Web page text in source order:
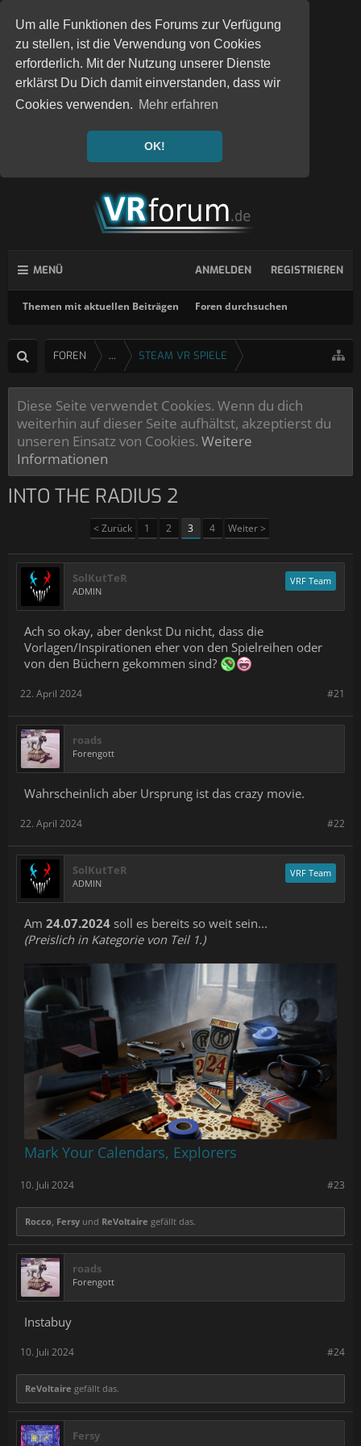
Um alle Funktionen des Forums zur Verfügung
zu stellen, ist die Verwendung von Cookies
erforderlich. Mit der Nutzung unserer Dienste
erklärst Du Dich damit einverstanden, dass wir
Cookies verwenden. Mehr erfahren
OK!
MENÜ
Themen mit aktuellen Beiträgen Foren durchsuchen
ANMELDEN REGISTRIEREN
FOREN ... STEAM VR SPIELE
Diese Seite verwendet Cookies. Wenn du dich
weiterhin auf dieser Seite aufhältst, akzeptierst du
unseren Einsatz von Cookies. Weitere
Informationen
INTO THE RADIUS 2
< Zurück 1 2 3 4 Weiter >
SolKutTeR
ADMIN
VRF Team
Ach so okay, aber denkst Du nicht, dass die
Vorlagen/Inspirationen eher von den Spielreihen oder
von den Büchern gekommen sind?
#21
22. April 2024
roads
Forengott
Wahrscheinlich aber Ursprung ist das crazy movie.
#22
22. April 2024
SolKutTeR
ADMIN
VRF Team
Am 24.07.2024 soll es bereits so weit sein...
(Preislich in Kategorie von Teil 1.)
Mark Your Calendars, Explorers
#23
10. Juli 2024
Rocco, Fersy und ReVoltaire gefällt das.
roads
Forengott
Instabuy
#24
10. Juli 2024
ReVoltaire gefällt das.
Fersy